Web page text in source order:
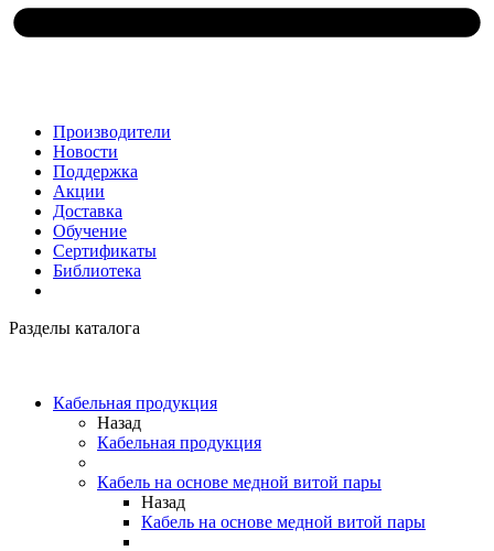
Производители
Новости
Поддержка
Акции
Доставка
Обучение
Сертификаты
Библиотека
Разделы каталога
Кабельная продукция
Назад
Кабельная продукция
Кабель на основе медной витой пары
Назад
Кабель на основе медной витой пары